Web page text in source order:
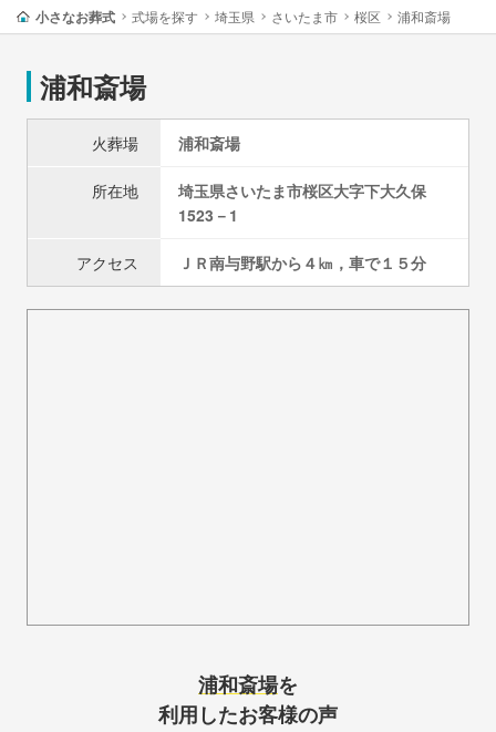
小さなお葬式 式場を探す 埼玉県 さいたま市 桜区 浦和斎場
浦和斎場
火葬場 浦和斎場
所在地 埼玉県さいたま市桜区大字下大久保
1523－1
アクセス ＪＲ南与野駅から４㎞，車で１５分
浦和斎場を
利用したお客様の声